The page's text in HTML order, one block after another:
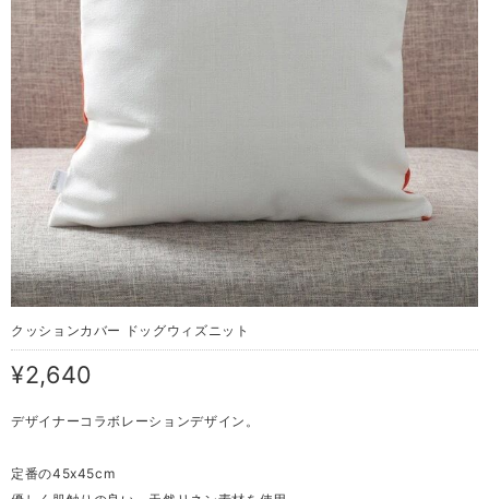
クッションカバー ドッグウィズニット
¥2,640
デザイナーコラボレーションデザイン。
定番の45x45cm